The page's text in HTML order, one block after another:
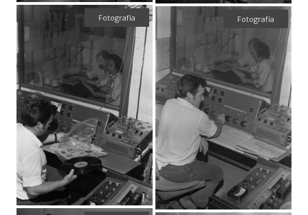
Fotografía Fotografía